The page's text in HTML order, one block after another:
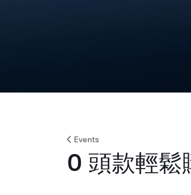
Events
0 頭款輕鬆